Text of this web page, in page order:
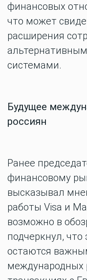
финансовых
что может
расширения
системами.
Будущее
россиян
Ранее
финансовому
высказывал
работы Visa и
возможно в
подчеркнул,
остаются
международных